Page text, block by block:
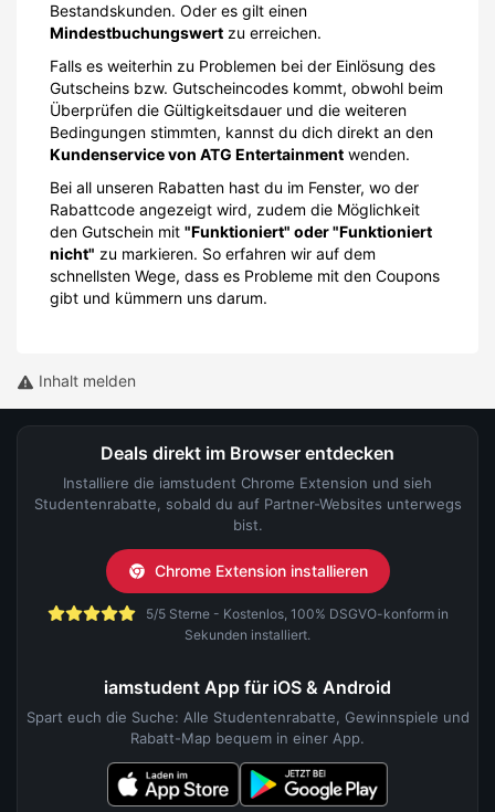
Bestandskunden. Oder es gilt einen
Mindestbuchungswert zu erreichen.
Falls es weiterhin zu Problemen bei der Einlösung des
Gutscheins bzw. Gutscheincodes kommt, obwohl beim
Überprüfen die Gültigkeitsdauer und die weiteren
Bedingungen stimmten, kannst du dich direkt an den
Kundenservice von ATG Entertainment wenden.
Bei all unseren Rabatten hast du im Fenster, wo der
Rabattcode angezeigt wird, zudem die Möglichkeit
den Gutschein mit "Funktioniert" oder "Funktioniert
nicht" zu markieren. So erfahren wir auf dem
schnellsten Wege, dass es Probleme mit den Coupons
gibt und kümmern uns darum.
Inhalt melden
Deals direkt im Browser entdecken
Installiere die iamstudent Chrome Extension und sieh
Studentenrabatte, sobald du auf Partner-Websites unterwegs
bist.
Chrome Extension installieren
5/5 Sterne - Kostenlos, 100% DSGVO-konform in
Sekunden installiert.
iamstudent App für iOS & Android
Spart euch die Suche: Alle Studentenrabatte, Gewinnspiele und
Rabatt-Map bequem in einer App.